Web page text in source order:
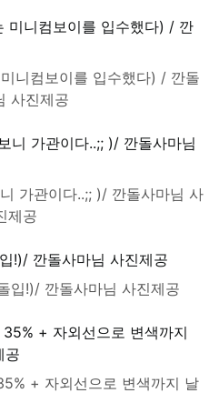
니컴보이를 입수했다) / 깐돌
사진제공
가관이다..;; )/ 깐돌사마님 사
제공
입!)/ 깐돌사마님 사진제공
+ 자외선으로 변색까지 날